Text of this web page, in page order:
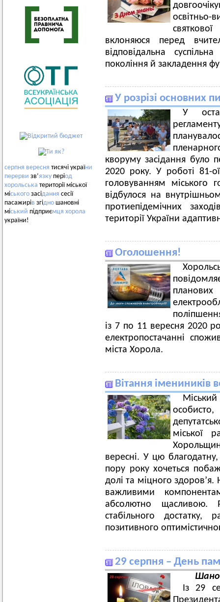
серпня вересня тисячі україни
перерви зв’язку період
хорольська території міської
міського засідання сесії
пасажирів згідно шановні
міський підприємця хорола
україни!
вклоняюся перед
відповідальна
покоління й закладення
У розрізі основних
У
кворуму засідання було
2020 року. У роботі 81-ої
головуванням міського
відбулося на
протиепідемічних
території України
Оголошення!
із 7 по 11 вересня 2020
електропостачанні
міста Хорола.
Вітання імениників
міської
вересні. У цю
пору року хочеться
долі та міцного
важливими
абсолютно щасливою.
стабільного
позитивного
29 серпня – День
Із 29